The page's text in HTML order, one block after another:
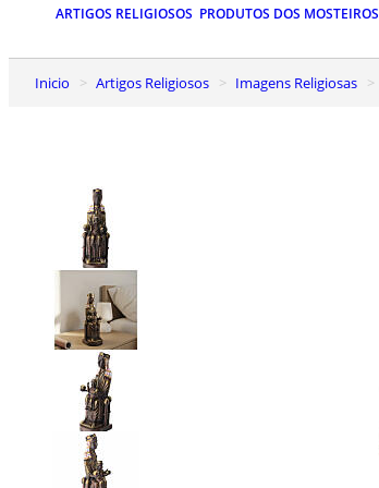
ARTIGOS RELIGIOSOS PRODUTOS DOS MOSTEIROS
Inicio Artigos Religiosos Imagens Religiosas